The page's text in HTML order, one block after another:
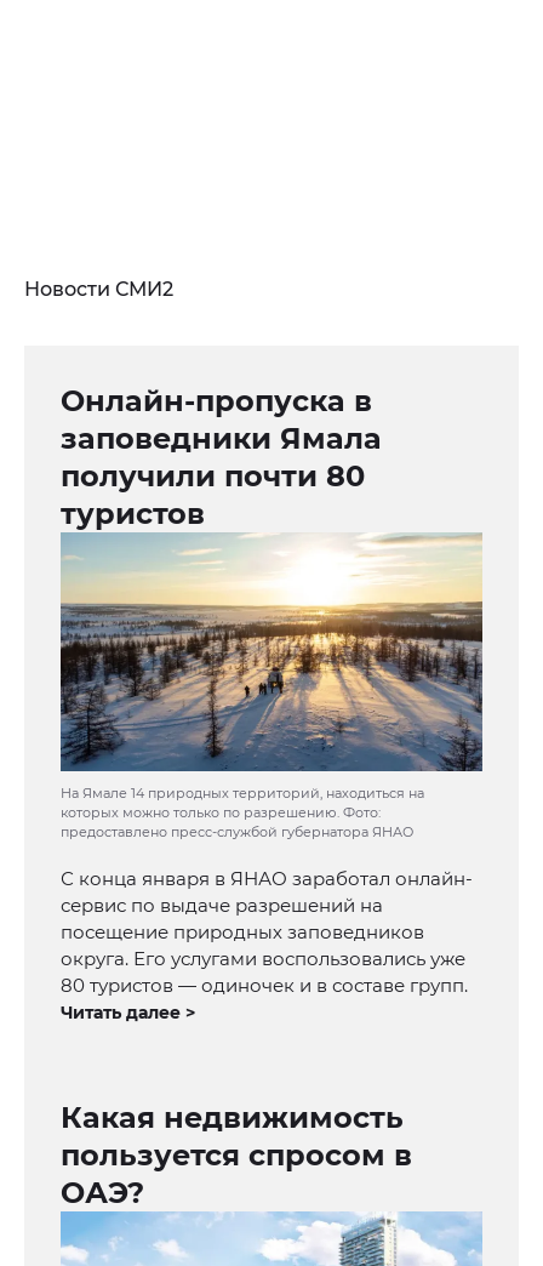
Новости СМИ2
Онлайн-пропуска в
заповедники Ямала
получили почти 80
туристов
На Ямале 14 природных территорий, находиться на
которых можно только по разрешению. Фото:
предоставлено пресс-службой губернатора ЯНАО
С конца января в ЯНАО заработал онлайн-
сервис по выдаче разрешений на
посещение природных заповедников
округа. Его услугами воспользовались уже
80 туристов — одиночек и в составе групп.
Читать далее >
Какая недвижимость
пользуется спросом в
ОАЭ?